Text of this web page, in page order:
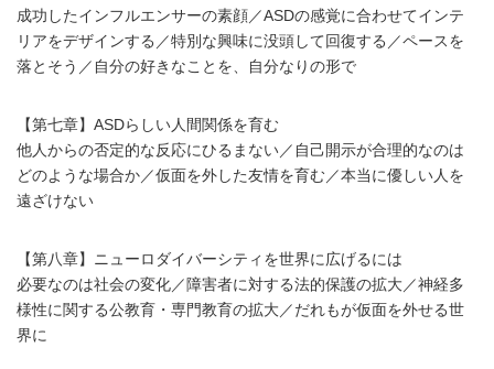
成功したインフルエンサーの素顔／ASDの感覚に合わせてインテ
リアをデザインする／特別な興味に没頭して回復する／ペースを
落とそう／自分の好きなことを、自分なりの形で
【第七章】ASDらしい人間関係を育む
他人からの否定的な反応にひるまない／自己開示が合理的なのは
どのような場合か／仮面を外した友情を育む／本当に優しい人を
遠ざけない
【第八章】ニューロダイバーシティを世界に広げるには
必要なのは社会の変化／障害者に対する法的保護の拡大／神経多
様性に関する公教育・専門教育の拡大／だれもが仮面を外せる世
界に